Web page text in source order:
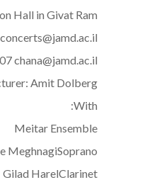
Hall in Givat Ram.
concerts@jamd.ac.il
chana@jamd.ac.il
Amit Dolberg
With:
Meitar Ensemble
MeghnagiSoprano
Gilad HarelClarinet